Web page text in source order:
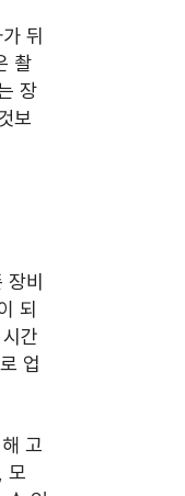
뒤
촬
장
보
비
되
간
업
고
모